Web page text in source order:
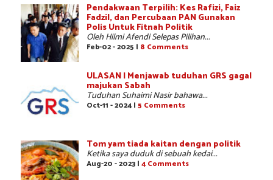
Pendakwaan Terpilih: Kes Rafizi, Faiz
Fadzil, dan Percubaan PAN Gunakan
Polis Untuk Fitnah Politik
Oleh Hilmi Afendi Selepas Pilihan...
Feb-02 - 2025 | 8 Comments
ULASAN | Menjawab tuduhan GRS gagal
majukan Sabah
Tuduhan Suhaimi Nasir bahawa...
Oct-11 - 2024 | 5 Comments
Tom yam tiada kaitan dengan politik
Ketika saya duduk di sebuah kedai...
Aug-20 - 2023 | 4 Comments